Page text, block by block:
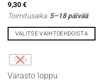
9,30€
Toimitusaika:5–18 päivää
VALITSE VAIHTOEHDOISTA
tuotteella
on
useampi
75ml
Varasto loppu